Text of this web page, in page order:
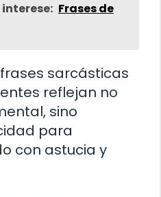
Frases de
sarcásticas
reflejan no
sino
para
con astucia y